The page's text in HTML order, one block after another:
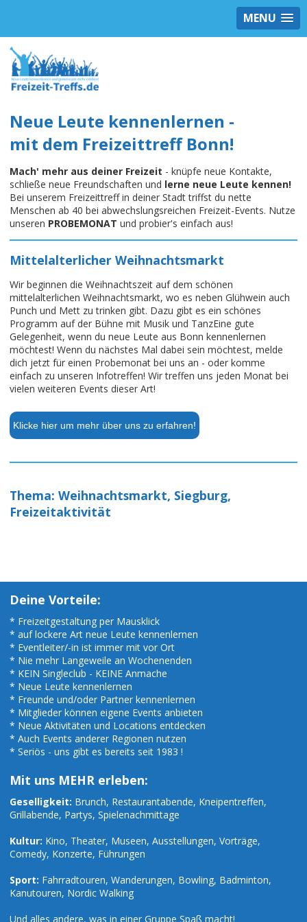
MENU
Neue Leute kennenlernen -
mit dem Freizeittreff Bonn!
Mach' mehr aus deiner Freizeit - knüpfe neue Kontakte,
schließe neue Freundschaften und lerne neue Leute kennen!
Bei unserem Freizeittreff in deiner Stadt triffst du nette
Menschen ab 40 bei abwechslungsreichen Freizeit-Events. Nutze
unseren PROBEMONAT und probier's einfach aus!
Mittelalterlicher Weihnachtsmarkt
Wir beginnen die Weihnachtszeit auf dem schönen
mittelalterlichen Weihnachtsmarkt, wo es neben Glühwein auch
Punch und Mett zu trinken gibt. Dazu gibt es ein schönes
Programm auf der Bühne mit Musik und TanzEine gute
Gelegenheit, wenn du neue Leute aus Bonn kennenlernen
möchtest! Wenn du nächstes Mal dabei sein möchtest, melde
dich jetzt für einen Probemonat bei uns an - oder komme
einfach zu unseren Infotreffen! Wir treffen uns jeden Monat bei
vielen weiteren Events dieser Art!
Klicke hier um mehr über uns zu erfahren!
Thema: Weihnachtsmarkt, Siegburg,
Freizeitaktivität
Deine Vorteile:
* Freizeitgestaltung per Mausklick
* auf lockere Art neue Leute kennenlernen
* Eventleiter/-in ist immer mit vor Ort
* Nie mehr Langeweile an Wochenenden
* KEIN Singleclub - KEINE Anmache
* Neue Leute kennenlernen
* Freunde und/oder Partner kennenlernen
* Mitglieder können eigene Events anbieten
* Neue Aktivitäten und Locations entdecken
* Auch Events anderer Regionen nutzen
* Seriös - uns gibt es bereits seit 1983 !
Mit uns MEHR erleben:
Geselligkeit: Brunch, Restaurantabende, Kneipentreffen,
Grillabende, Partys, Spielenachmittage
Kultur: Kino, Theater, Museen, Ausstellungen, Vorträge,
Comedy, Konzerte, Führungen
Sport: Fahrradtouren, Wanderungen, Bowling, Badminton,
Kanutouren, Nordic Walking
Und alles andere, was in einer Gruppe Spaß macht!